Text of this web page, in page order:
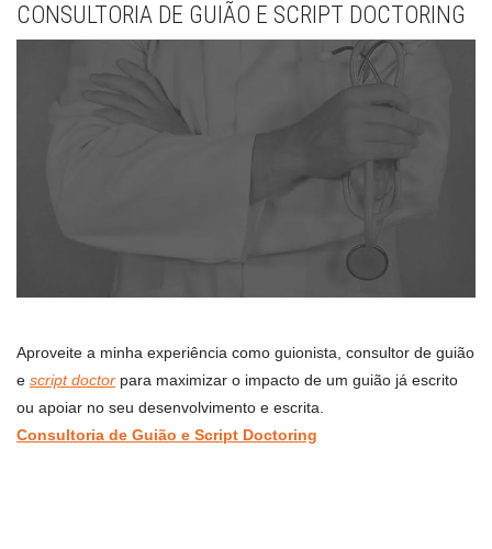
CONSULTORIA DE GUIÃO E SCRIPT DOCTORING
Aproveite a minha experiência como guionista, consultor de guião
e script doctor para maximizar o impacto de um guião já escrito
ou apoiar no seu desenvolvimento e escrita.
Consultoria de Guião e Script Doctoring